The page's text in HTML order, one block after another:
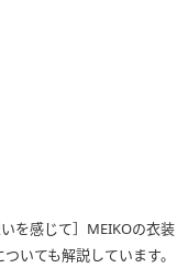
を感じて］MEIKOの衣装
いても解説しています。